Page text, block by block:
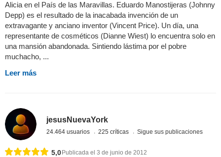
Alicia en el País de las Maravillas. Eduardo Manostijeras (Johnny
Depp) es el resultado de la inacabada invención de un
extravagante y anciano inventor (Vincent Price). Un día, una
representante de cosméticos (Dianne Wiest) lo encuentra solo en
una mansión abandonada. Sintiendo lástima por el pobre
muchacho, ...
Leer más
jesusNuevaYork
24.464 usuarios 225 críticas Sigue sus publicaciones
5,0Publicada el 3 de junio de 2012